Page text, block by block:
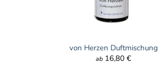
von Herzen Duftmischung
ab 16,80 €